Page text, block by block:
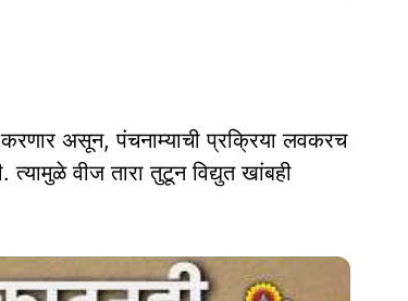
असून, पंचनाम्याची प्रक्रिया लवकरच
वीज तारा तुटून विद्युत खांबही